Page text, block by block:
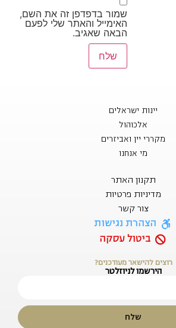
שמור בדפדפן זה את השם,
האימייל והאתר שלי לפעם
הבאה שאגיב.
יינות ישראלים
אלכוהול
מקררי יין ואביזרים
מי אנחנו
תקנון האתר
מדיניות פרטיות
צור קשר
הצהרת נגישות
ביטול עסקה
רוצים להישאר מעודכנים?
הירשמו לניוזלטר
שלח